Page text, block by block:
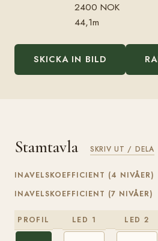
2400 NOK
44,1m
SKICKA IN BILD
Stamtavla SKRIV UT / DELA
INAVELSKOEFFICIENT (4 NIVÅER)
INAVELSKOEFFICIENT (7 NIVÅER)
PROFIL LED 1 LED 2